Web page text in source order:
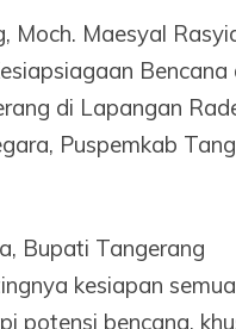
Moch. Maesyal
Bencana
di Lapangan
Puspemkab
Bupati Tangerang
kesiapan
potensi bencana,